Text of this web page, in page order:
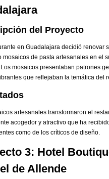
del Proyecto
en Guadalajara decidió renovar
mosaicos de pasta artesanales en el
mosaicos presentaban patrones
que reflejaban la temática del
artesanales transformaron el
acogedor y atractivo que ha
como de los críticos de diseño.
3: Hotel
de Allende